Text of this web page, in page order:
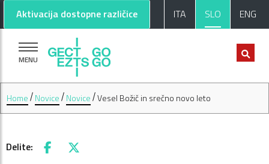
Pojdi na glavno vsebino
Pojdi na nogo strani
Aktivacija dostopne različice ITA SLO ENG
MENU
Home Novice Novice Vesel Božič in srečno novo leto
Delite: Facebook
X